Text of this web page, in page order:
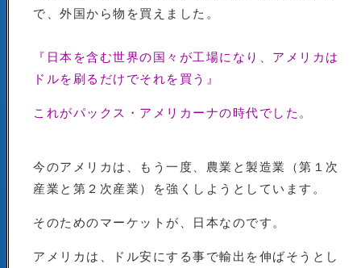
で、外国から物を買えました。
『日本を含む世界の国々が工場になり、アメリカは
ドルを刷るだけでそれを買う』
これがパックス・アメリカーナの時代でした。
今のアメリカは、もう一度、農業と製造業（第１次
産業と第２次産業）を強くしようとしています。
そのためのマーケットが、日本なのです。
アメリカは、ドル安にする事で輸出を伸ばそうとし